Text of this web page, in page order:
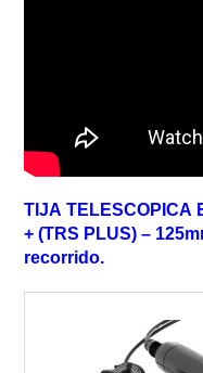
TIJATELESCOPICA
+ (TRS PLUS) –
recorrido.